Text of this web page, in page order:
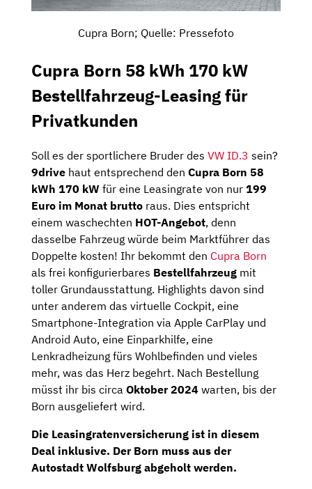
Cupra Born; Quelle: Pressefoto
Cupra Born 58 kWh 170 kW
Bestellfahrzeug-Leasing für
Privatkunden
Soll es der sportlichere Bruder des VW ID.3 sein?
9drive haut entsprechend den Cupra Born 58
kWh 170 kW für eine Leasingrate von nur 199
Euro im Monat brutto raus. Dies entspricht
einem waschechten HOT-Angebot, denn
dasselbe Fahrzeug würde beim Marktführer das
Doppelte kosten! Ihr bekommt den Cupra Born
als frei konfigurierbares Bestellfahrzeug mit
toller Grundausstattung. Highlights davon sind
unter anderem das virtuelle Cockpit, eine
Smartphone-Integration via Apple CarPlay und
Android Auto, eine Einparkhilfe, eine
Lenkradheizung fürs Wohlbefinden und vieles
mehr, was das Herz begehrt. Nach Bestellung
müsst ihr bis circa Oktober 2024 warten, bis der
Born ausgeliefert wird.
Die Leasingratenversicherung ist in diesem
Deal inklusive. Der Born muss aus der
Autostadt Wolfsburg abgeholt werden.